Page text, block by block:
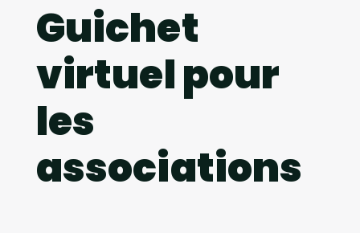
Guichet
virtuel pour
les
associations